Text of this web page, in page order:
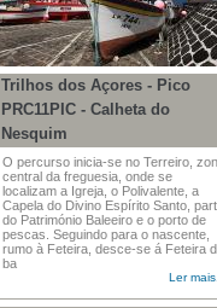
Trilhos dos Açores - Pico
PRC11PIC - Calheta do
Nesquim
O percurso inicia-se no Terreiro,
central da freguesia, onde se
localizam a Igreja, o Polivalente, a
Capela do Divino Espírito Santo,
do Património Baleeiro e o porto de
pescas. Seguindo para o nascente,
rumo à Feteira, desce-se á Feteira
ba
Ler